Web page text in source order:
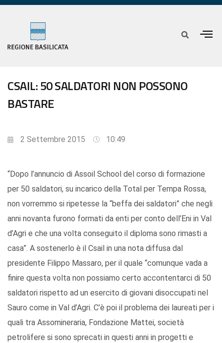
CSAIL: 50 SALDATORI NON POSSONO
BASTARE
2 Settembre 2015 10:49
“Dopo l’annuncio di Assoil School del corso di formazione
per 50 saldatori, su incarico della Total per Tempa Rossa,
non vorremmo si ripetesse la “beffa dei saldatori” che negli
anni novanta furono formati da enti per conto dell’Eni in Val
d’Agri e che una volta conseguito il diploma sono rimasti a
casa”. A sostenerlo è il Csail in una nota diffusa dal
presidente Filippo Massaro, per il quale “comunque vada a
finire questa volta non possiamo certo accontentarci di 50
saldatori rispetto ad un esercito di giovani disoccupati nel
Sauro come in Val d’Agri. C’è poi il problema dei laureati per i
quali tra Assomineraria, Fondazione Mattei, società
petrolifere si sono sprecati in questi anni in progetti e